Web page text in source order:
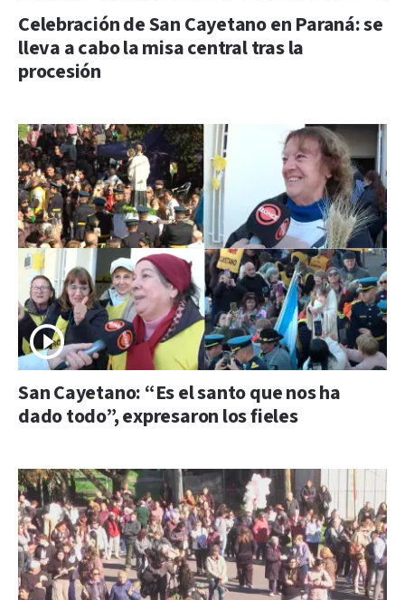
Celebración de San Cayetano en Paraná: se
lleva a cabo la misa central tras la
procesión
San Cayetano: “Es el santo que nos ha
dado todo”, expresaron los fieles